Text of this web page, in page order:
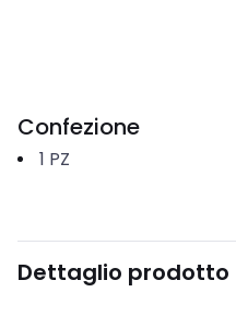
Confezione
1 PZ
Dettaglio prodotto